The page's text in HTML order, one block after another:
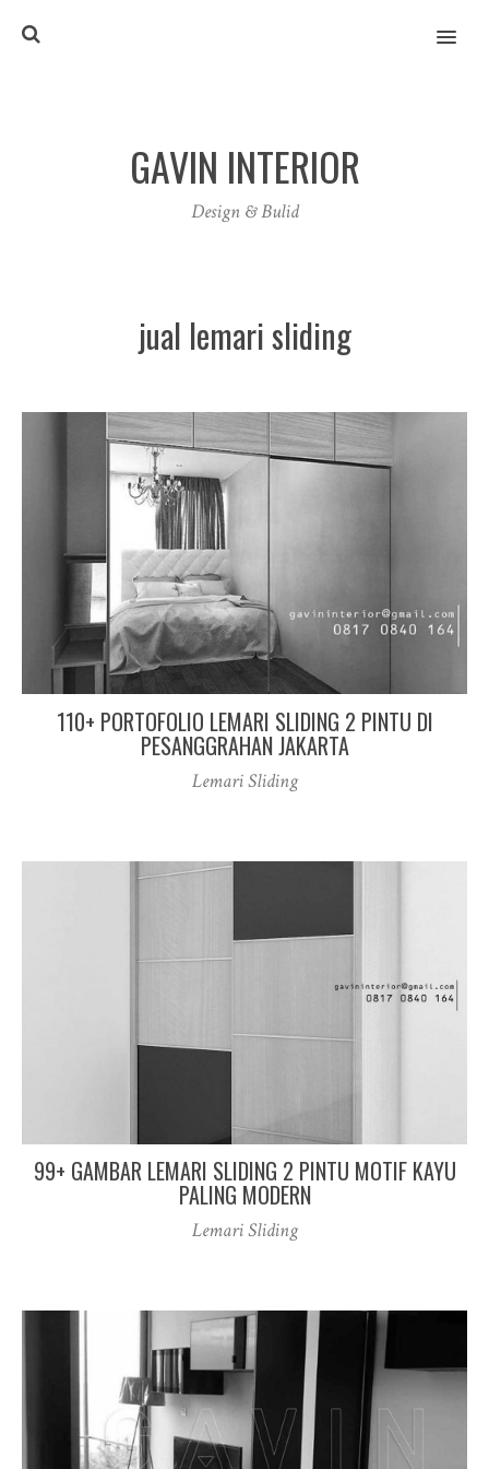
MENU
GAVIN INTERIOR
Design & Bulid
jual lemari sliding
110+ PORTOFOLIO LEMARI SLIDING 2 PINTU DI
PESANGGRAHAN JAKARTA
Lemari Sliding
99+ GAMBAR LEMARI SLIDING 2 PINTU MOTIF KAYU
PALING MODERN
Lemari Sliding